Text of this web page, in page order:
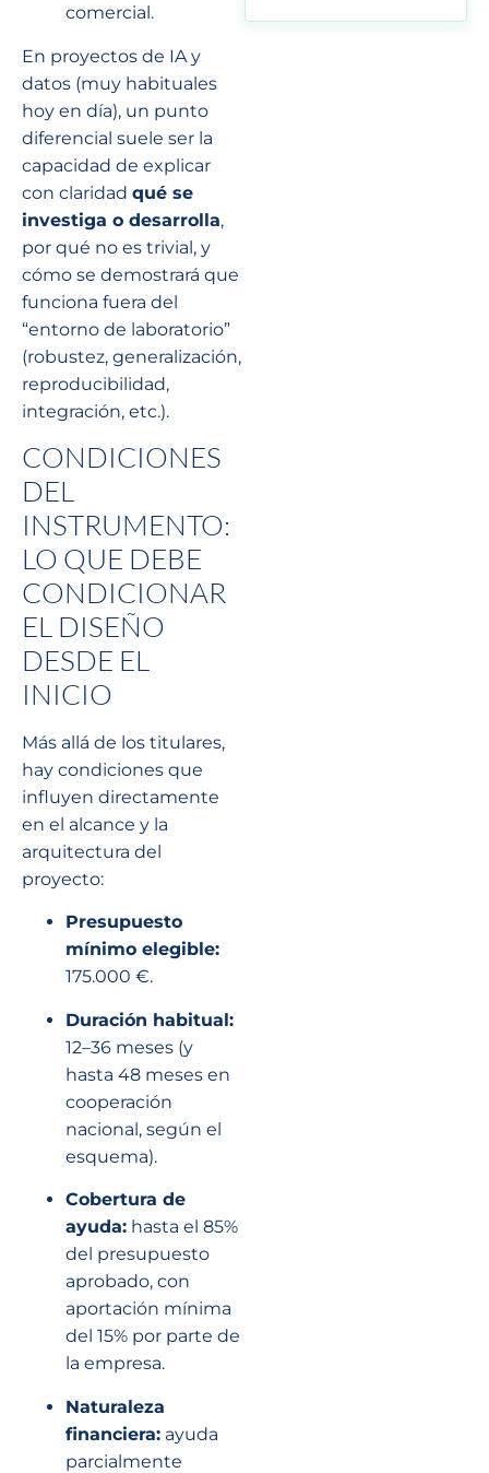
comercial.
En proyectos de IA y
datos (muy habituales
hoy en día), un punto
diferencial suele ser la
capacidad de explicar
con claridad qué se
investiga o desarrolla,
por qué no es trivial, y
cómo se demostrará que
funciona fuera del
“entorno de laboratorio”
(robustez, generalización,
reproducibilidad,
integración, etc.).
CONDICIONES
DEL
INSTRUMENTO:
LO QUE DEBE
CONDICIONAR
EL DISEÑO
DESDE EL
INICIO
Más allá de los titulares,
hay condiciones que
influyen directamente
en el alcance y la
arquitectura del
proyecto:
Presupuesto
mínimo elegible:
175.000 €.
Duración habitual:
12–36 meses (y
hasta 48 meses en
cooperación
nacional, según el
esquema).
Cobertura de
ayuda: hasta el 85%
del presupuesto
aprobado, con
aportación mínima
del 15% por parte de
la empresa.
Naturaleza
financiera: ayuda
parcialmente